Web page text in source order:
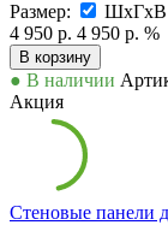
Размер:
ШxГxВ
4 950 р. 4 950 р. %
В корзину
● В наличии
Акция
Стеновые панели